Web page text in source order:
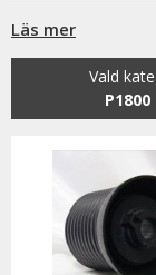
Är det något som
Till Volvo P1800.
Läs mer
Vald
P1800